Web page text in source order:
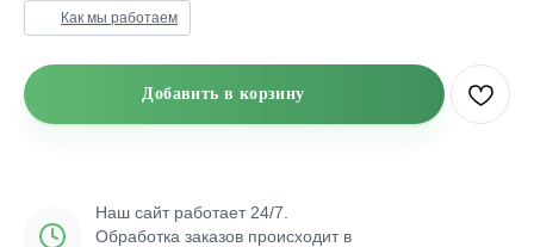
Как мы работаем
Добавить в корзину
Наш сайт работает 24/7.
Обработка заказов происходит в